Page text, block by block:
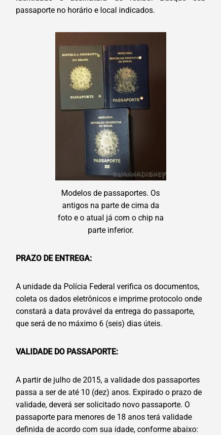
passaporte no horário e local indicados.
Modelos de passaportes. Os
antigos na parte de cima da
foto e o atual já com o chip na
parte inferior.
PRAZO DE ENTREGA:
A unidade da Polícia Federal verifica os documentos,
coleta os dados eletrônicos e imprime protocolo onde
constará a data provável da entrega do passaporte,
que será de no máximo 6 (seis) dias úteis.
VALIDADE DO PASSAPORTE:
A partir de julho de 2015, a validade dos passaportes
passa a ser de até 10 (dez) anos. Expirado o prazo de
validade, deverá ser solicitado novo passaporte. O
passaporte para menores de 18 anos terá validade
definida de acordo com sua idade, conforme abaixo: